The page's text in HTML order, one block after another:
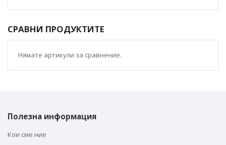
СРАВНИ ПРОДУКТИТЕ
Нямате артикули за сравнение.
Полезна информация
Кои сме ние